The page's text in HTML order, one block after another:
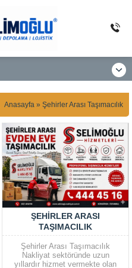
Anasayfa » Şehirler Arası Taşımacılık
ŞEHIRLER ARASI
TAŞIMACILIK
Şehirler Arası Taşımacılık
Nakliyat sektöründe uzun
yıllardır hizmet vermekte olan